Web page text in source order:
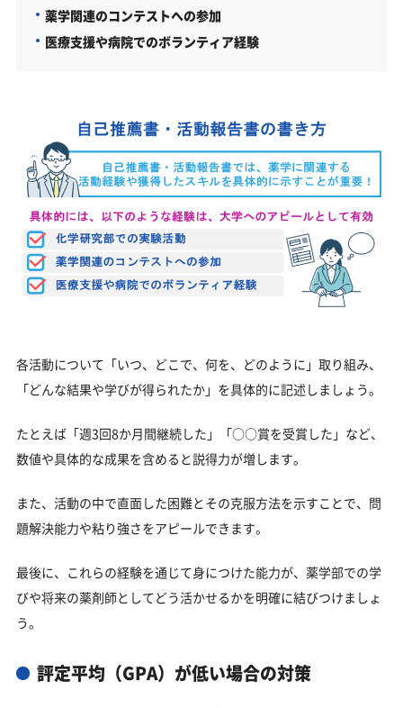
薬学関連のコンテストへの参加
医療支援や病院でのボランティア経験
各活動について「いつ、どこで、何を、どのように」取り組み、
「どんな結果や学びが得られたか」を具体的に記述しましょう。
たとえば「週3回8か月間継続した」「○○賞を受賞した」など、
数値や具体的な成果を含めると説得力が増します。
また、活動の中で直面した困難とその克服方法を示すことで、問
題解決能力や粘り強さをアピールできます。
最後に、これらの経験を通じて身につけた能力が、薬学部での学
びや将来の薬剤師としてどう活かせるかを明確に結びつけましょ
う。
評定平均（GPA）が低い場合の対策